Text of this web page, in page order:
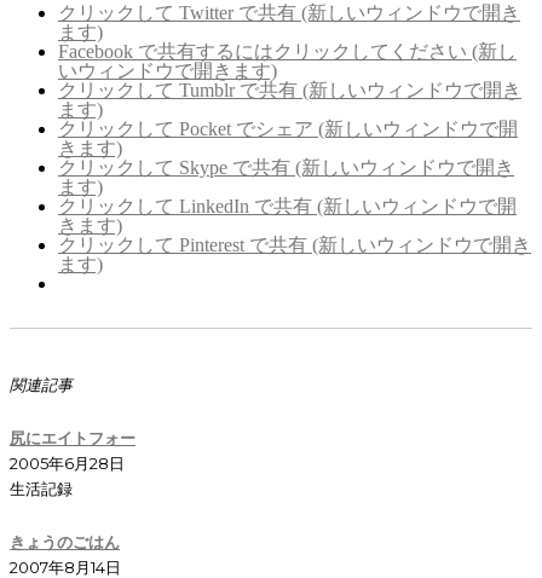
クリックして Twitter で共有 (新しいウィンドウで開き
ます)
Facebook で共有するにはクリックしてください (新し
いウィンドウで開きます)
クリックして Tumblr で共有 (新しいウィンドウで開き
ます)
クリックして Pocket でシェア (新しいウィンドウで開
きます)
クリックして Skype で共有 (新しいウィンドウで開き
ます)
クリックして LinkedIn で共有 (新しいウィンドウで開
きます)
クリックして Pinterest で共有 (新しいウィンドウで開き
ます)
関連記事
尻にエイトフォー
2005年6月28日
生活記録
きょうのごはん
2007年8月14日